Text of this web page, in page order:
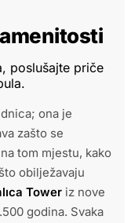
poslušajte priče
ona je
zašto se
tom mjestu, kako
obilježavaju
Tower iz nove
godina. Svaka